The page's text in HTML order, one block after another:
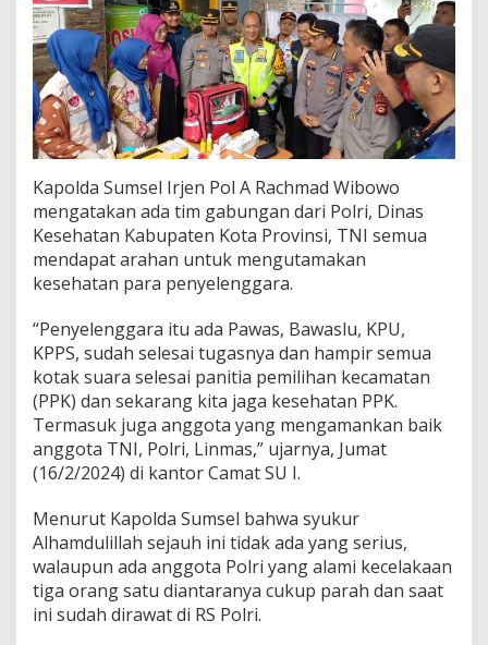
p
a
t
P
e
n
y
i
p
a
a
n
K
t
k
S
u
a
r
a
d
K
a
n
o
r
Kapolda Sumsel Irjen Pol A Rachmad Wibowo
mengatakan ada tim gabungan dari Polri, Dinas
Kesehatan Kabupaten Kota Provinsi, TNI semua
mendapat arahan untuk mengutamakan
kesehatan para penyelenggara.
“Penyelenggara itu ada Pawas, Bawaslu, KPU,
KPPS, sudah selesai tugasnya dan hampir semua
kotak suara selesai panitia pemilihan kecamatan
(PPK) dan sekarang kita jaga kesehatan PPK.
Termasuk juga anggota yang mengamankan baik
anggota TNI, Polri, Linmas,” ujarnya, Jumat
(16/2/2024) di kantor Camat SU I.
Menurut Kapolda Sumsel bahwa syukur
Alhamdulillah sejauh ini tidak ada yang serius,
walaupun ada anggota Polri yang alami kecelakaan
tiga orang satu diantaranya cukup parah dan saat
ini sudah dirawat di RS Polri.